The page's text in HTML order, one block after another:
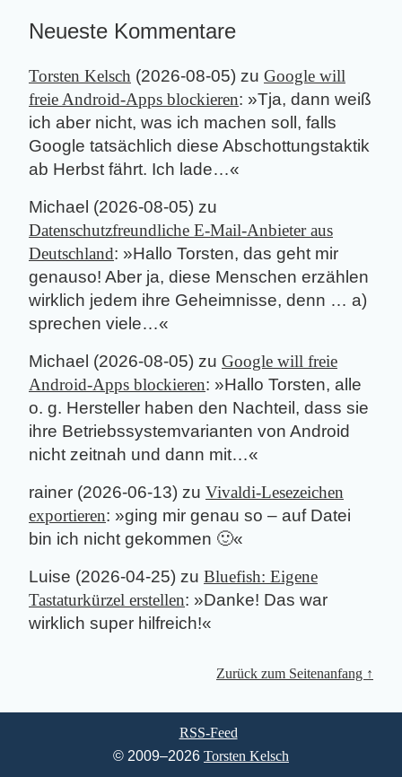
Neueste Kommentare
Torsten Kelsch (2026-08-05) zu Google will
freie Android-Apps blockieren: »Tja, dann weiß
ich aber nicht, was ich machen soll, falls
Google tatsächlich diese Abschottungstaktik
ab Herbst fährt. Ich lade…«
Michael (2026-08-05) zu
Datenschutzfreundliche E-Mail-Anbieter aus
Deutschland: »Hallo Torsten, das geht mir
genauso! Aber ja, diese Menschen erzählen
wirklich jedem ihre Geheimnisse, denn … a)
sprechen viele…«
Michael (2026-08-05) zu Google will freie
Android-Apps blockieren: »Hallo Torsten, alle
o. g. Hersteller haben den Nachteil, dass sie
ihre Betriebssystemvarianten von Android
nicht zeitnah und dann mit…«
rainer (2026-06-13) zu Vivaldi-Lesezeichen
exportieren: »ging mir genau so – auf Datei
bin ich nicht gekommen 🙂«
Luise (2026-04-25) zu Bluefish: Eigene
Tastaturkürzel erstellen: »Danke! Das war
wirklich super hilfreich!«
Zurück zum Seitenanfang ↑
RSS-Feed
© 2009–2026 Torsten Kelsch